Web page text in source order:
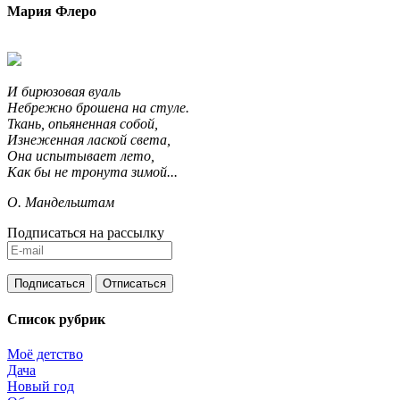
Мария Флеро
И бирюзовая вуаль
Небрежно брошена на стуле.
Ткань, опьяненная собой,
Изнеженная лаской света,
Она испытывает лето,
Как бы не тронута зимой...
О. Мандельштам
Подписаться на рассылку
Список рубрик
Моё детство
Дача
Новый год